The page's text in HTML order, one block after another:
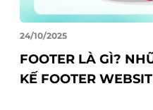
24/10/2025
FOOTER LÀ GÌ?
KẾ FOOTER